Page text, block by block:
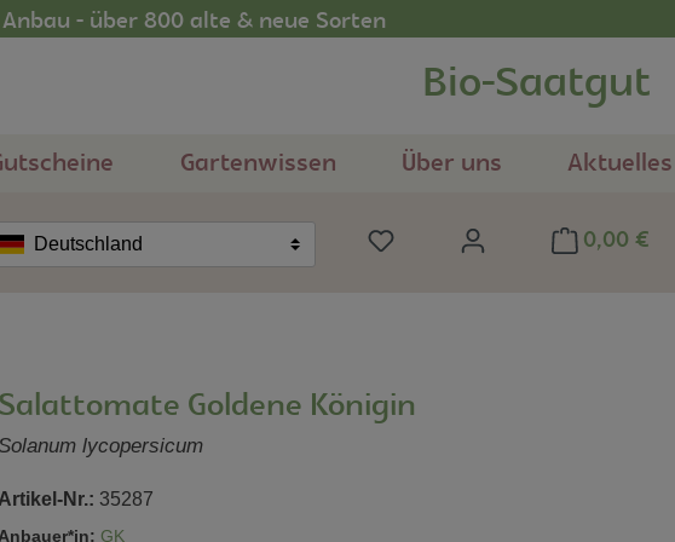
- über 800 alte & neue Sorten
Bio-Saatgut
Gartenwissen Über uns Aktuelles
Du hast 0 Produkte auf dem
0,00 €
Deutschland
Salattomate Goldene Königin
lycopersicum
Nr.: 35287
GK